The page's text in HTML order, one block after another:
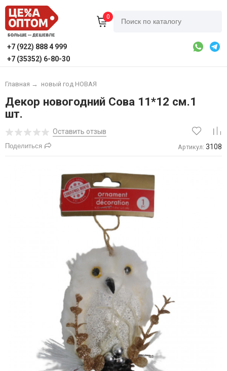
0
+7 (922) 888 4 999
+7 (35352) 6-80-30
Главная → новый год НОВАЯ
Декор новогодний Сова 11*12 см.1
шт.
Оставить отзыв
Поделиться Артикул: 3108